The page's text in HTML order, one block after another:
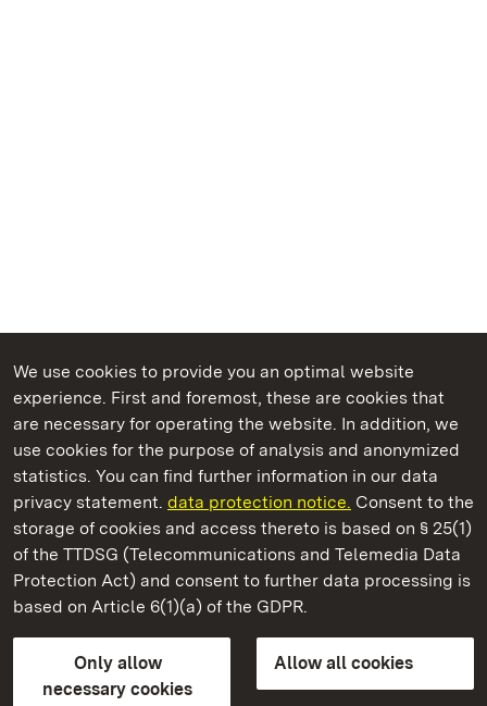
We use cookies to provide you an optimal website
experience. First and foremost, these are cookies that
are necessary for operating the website. In addition, we
use cookies for the purpose of analysis and anonymized
statistics. You can find further information in our data
privacy statement. data protection notice. Consent to the
storage of cookies and access thereto is based on § 25(1)
of the TTDSG (Telecommunications and Telemedia Data
Protection Act) and consent to further data processing is
based on Article 6(1)(a) of the GDPR.
Only allow
necessary cookies
Allow all cookies
State Palaces and Gardens of Baden-Wuerttemberg
Urach Residential Palace
State Palaces and Gardens of Baden-Wuerttemberg
FAQMasthead Data protection